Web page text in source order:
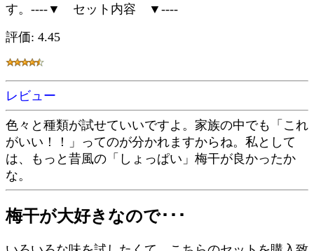
す。----▼ セット内容 ▼----
評価: 4.45
レビュー
色々と種類が試せていいですよ。家族の中でも「これ
がいい！！」ってのが分かれますからね。私として
は、もっと昔風の「しょっぱい」梅干が良かったか
な。
梅干が大好きなので･･･